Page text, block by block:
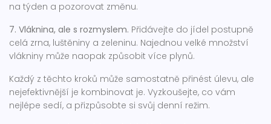
na týden a pozorovat změnu.
7. Vláknina, ale s rozmyslem. Přidávejte do jídel postupně
celá zrna, luštěniny a zeleninu. Najednou velké množství
vlákniny může naopak způsobit více plynů.
Každý z těchto kroků může samostatně přinést úlevu, ale
nejefektivnější je kombinovat je. Vyzkoušejte, co vám
nejlépe sedí, a přizpůsobte si svůj denní režim.